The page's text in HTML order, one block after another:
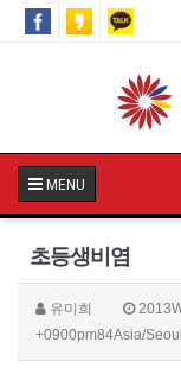
MENU
초등생비염
유미희
+0900pm84Asia/